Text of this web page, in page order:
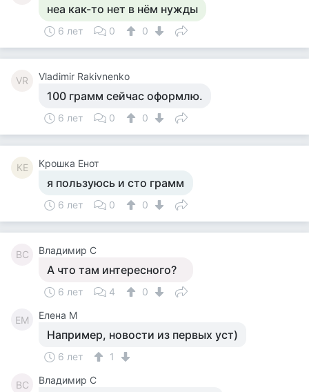
неа как-то нет в нём нужды
6 лет 0 0
VR Vladimir Rakivnenko
100 грамм сейчас оформлю.
6 лет 0 0
КЕ Крошка Енот
я пользуюсь и сто грамм
6 лет 0 0
ВС Владимир С
А что там интересного?
6 лет 4 0
ЕМ Елена М
Например, новости из первых уст)
6 лет 1
ВС Владимир С